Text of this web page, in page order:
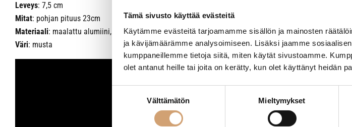
Tämä sivusto käyttää evästeitä
Käytämme evästeitä tarjoamamme sisällön ja mainosten
ja kävijämäärämme analysoimiseen. Lisäksi jaamme
kumppaneillemme tietoja siitä, miten käytät sivustoamme.
olet antanut heille tai joita on kerätty, kun olet käyttänyt heidän
Välttämätön Mieltymykset
Leveys: 7,5 cm
Mitat: pohjan pituus 23cm
Materiaali: maalattu alumiini, muovi
Väri: musta